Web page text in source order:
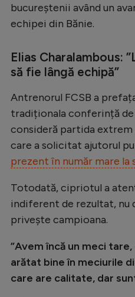
Campionate
Starurile
EURO 2024
Stranieri
Clasamente
Tenis
Natație
Formula 1
Gimnastică
Auto
bucureștenii având un
echipei din Bănie.
Elias Charalambous:
să fie lângă echipă”
Antrenorul FCSB a
tradiționala conferință de
consideră partida
care a solicitat ajutorul
prezent în număr mare la
Totodată, cipriotul a
indiferent de rezultat, nu
privește campioana.
”Avem încă un meci
arătat bine în meciurile
care are calitate, dar